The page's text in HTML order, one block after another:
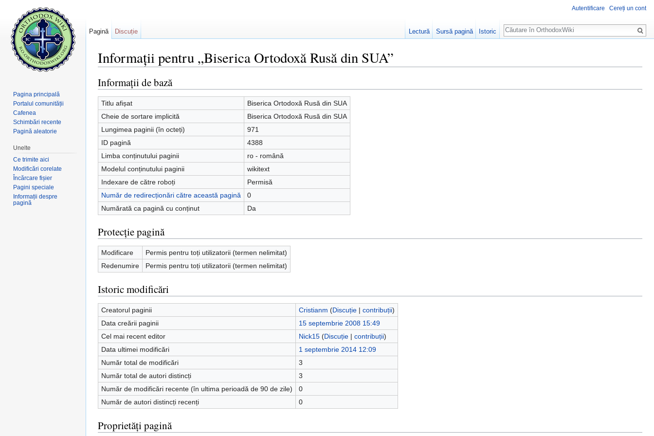
Informații pentru „Biserica Ortodoxă Rusă din SUA”
Informații de bază
Titlu afișat
Biserica Ortodoxă Rusă din SUA
Cheie de sortare implicită
Biserica Ortodoxă Rusă din SUA
Lungimea paginii (în octeți)
971
ID pagină
4388
Limba conținutului paginii
ro - română
Modelul conținutului paginii
wikitext
Indexare de către roboți
Permisă
Număr de redirecționări către această pagină
0
Numărată ca pagină cu conținut
Da
Protecție pagină
Modificare
Permis pentru toți utilizatorii (termen nelimitat)
Redenumire
Permis pentru toți utilizatorii (termen nelimitat)
Istoric modificări
Creatorul paginii Cristianm (Discuție| contribuții)
Data creării paginii
15 septembrie 2008 15:49
Cel mai recent editor
Nick15 (Discuție| contribuții)
Data ultimei modificări
1 septembrie 2014 12:09
Număr total de modificări
3
Număr total de autori distincți
3
Număr de modificări recente (în ultima perioadă de 90 de zile)
0
Număr de autori distincți recenți
0
Proprietăți pagină
Autentificare Cereți un cont
Pagină Discuție Lectură Sursă pagină Istoric
Căutare
Pagina principală
Portalul comunității
Cafenea
Schimbări recente
Pagină aleatorie
Unelte
Ce trimite aici
Modificări corelate
Încărcare fișier
Pagini speciale
Informații despre
pagină